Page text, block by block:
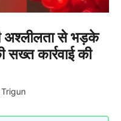
अश्लीलता से भड़के
सख्त कार्रवाई की